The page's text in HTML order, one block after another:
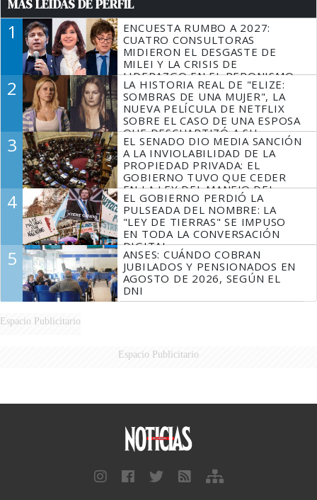
MÁS LEÍDAS DE PERFIL
1
ENCUESTA RUMBO A 2027:
CUATRO CONSULTORAS
MIDIERON EL DESGASTE DE
MILEI Y LA CRISIS DE
LIDERAZGO EN EL PERONISMO
2
LA HISTORIA REAL DE "ELIZE:
SOMBRAS DE UNA MUJER", LA
NUEVA PELÍCULA DE NETFLIX
SOBRE EL CASO DE UNA ESPOSA
QUE DESCUARTIZÓ A SU
MARIDO
3
EL SENADO DIO MEDIA SANCIÓN
A LA INVIOLABILIDAD DE LA
PROPIEDAD PRIVADA: EL
GOBIERNO TUVO QUE CEDER
EN LA LEY DEL MANEJO DEL
FUEGO
4
EL GOBIERNO PERDIÓ LA
PULSEADA DEL NOMBRE: LA
"LEY DE TIERRAS" SE IMPUSO
EN TODA LA CONVERSACIÓN
DIGITAL
5
ANSES: CUÁNDO COBRAN
JUBILADOS Y PENSIONADOS EN
AGOSTO DE 2026, SEGÚN EL
DNI
Espacio Publicitario
Espacio Publicitario